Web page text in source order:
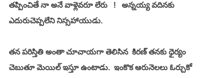
తప్పించితే నా అనే వాళ్లెవరూ లేరు   !   అన్నయ్య వదినకు
ఎదురుచెప్పలేని నిస్సహాయుడు.
తన పరిస్తితి అంతా చూచాయగా తెలిసిన  కిరణ్ తనకు ధైర్యం
చెబుతూ మెయిల్ ఇస్తూ ఉంటాడు.  ఇంకొక ఆరునెలలు ఓర్చుకో